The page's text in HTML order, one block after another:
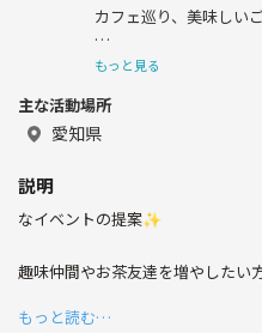
カフェ巡り、美味しい
お菓子作りが趣味で、
アニメ、漫画も好き。
もっと見る
主な活動場所
愛知県
説明
なイベントの提案✨
趣味仲間やお茶友達を増やしたい
もっと読む…